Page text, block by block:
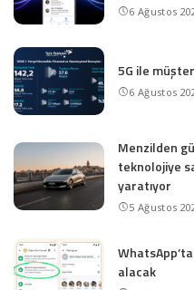
6 Ağustos
5G ile
6 Ağustos
Menzilden
teknolojiye
yaratıyor
5 Ağustos
alacak